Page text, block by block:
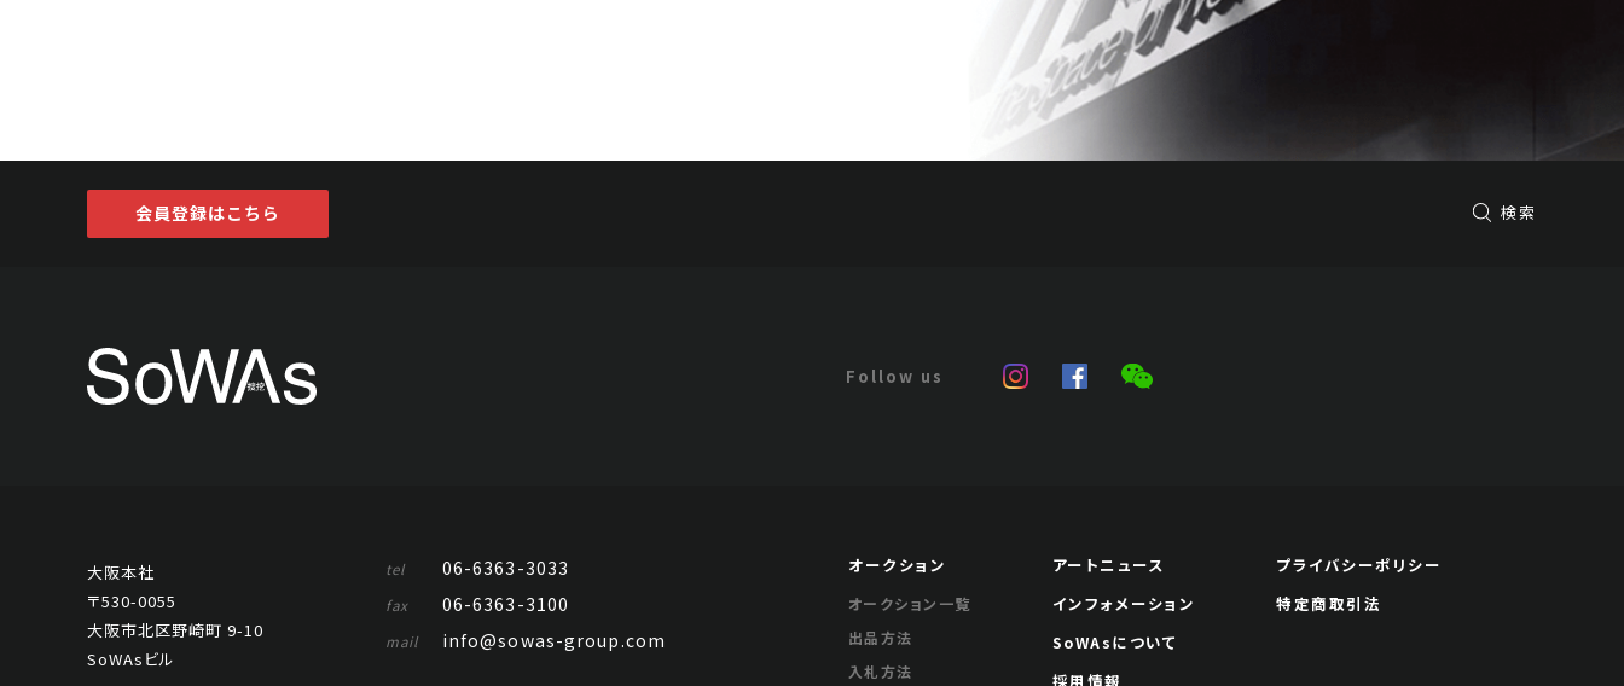
会員登録はこちら 検索
大阪本社
〒530-0055
大阪市北区野崎町 9-10
SoWAsビル
tel 06-6363-3033
fax 06-6363-3100
mail info@sowas-group.com
オークション
オークション一覧
出品方法
入札方法
アートニュース
インフォメーション
SoWAsについて
採用情報
プライバシーポリシー
特定商取引法